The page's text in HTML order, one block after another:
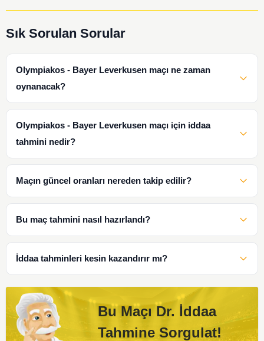
Sık Sorulan Sorular
Olympiakos - Bayer Leverkusen maçı ne zaman
oynanacak?
Olympiakos - Bayer Leverkusen maçı için iddaa
tahmini nedir?
Maçın güncel oranları nereden takip edilir?
Bu maç tahmini nasıl hazırlandı?
İddaa tahminleri kesin kazandırır mı?
Bu Maçı Dr. İddaa
Tahmine Sorgulat!